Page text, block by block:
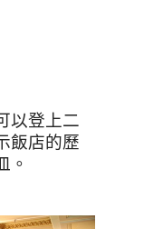
以登上二
飯店的歷
。